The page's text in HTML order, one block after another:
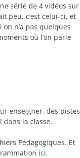
série de 4 vidéos sur
peu, c’est celui-ci, et
on n’a pas quelques
où l’on parle
enseigner, des pistes
la classe.
Pédagogiques. Et
ici.